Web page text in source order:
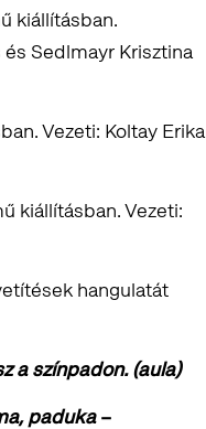
kiállításban.
Sedlmayr Krisztina
Vezeti: Koltay Erika
kiállításban. Vezeti:
hangulatát
a színpadon. (aula)
paduka–